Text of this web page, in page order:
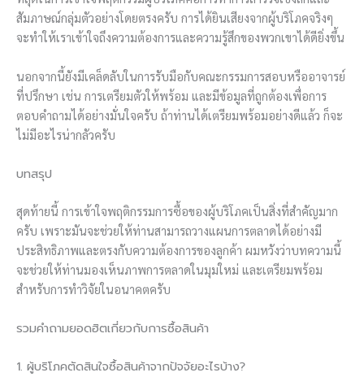
สัมภาษณ์กลุ่มตัวอย่างโดยตรงครับ การได้ยินเสียงจากผู้บริโภคจริงๆ
จะทำให้เราเข้าใจถึงความต้องการและความรู้สึกของพวกเขาได้ดียิ่งขึ้น
นอกจากนี้ยังมีเคล็ดลับในการรับมือกับคณะกรรมการสอบหรืออาจารย์
ที่ปรึกษา เช่น การเตรียมตัวให้พร้อม และมีข้อมูลที่ถูกต้องเพื่อการ
ตอบคำถามได้อย่างมั่นใจครับ ถ้าท่านได้เตรียมพร้อมอย่างดีแล้ว ก็จะ
ไม่มีอะไรน่ากลัวครับ
บทสรุป
สุดท้ายนี้ การเข้าใจพฤติกรรมการซื้อของผู้บริโภคเป็นสิ่งที่สำคัญมาก
ครับ เพราะมันจะช่วยให้ท่านสามารถวางแผนการตลาดได้อย่างมี
ประสิทธิภาพและตรงกับความต้องการของลูกค้า ผมหวังว่าบทความนี้
จะช่วยให้ท่านมองเห็นภาพการตลาดในมุมใหม่ และเตรียมพร้อม
สำหรับการทำวิจัยในอนาคตครับ
รวมคำถามยอดฮิตเกี่ยวกับการซื้อสินค้า
1. ผู้บริโภคตัดสินใจซื้อสินค้าจากปัจจัยอะไรบ้าง?